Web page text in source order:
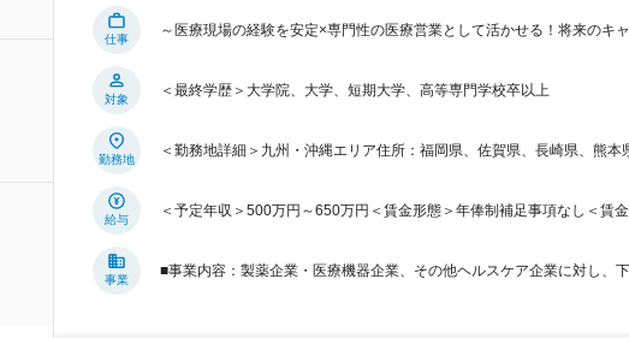
仕事
～医療現場の経験を安定×専門性の医療営業として活かせる！将来の
対象
＜最終学歴＞大学院、大学、短期大学、高等専門学校卒以上
勤務地
＜勤務地詳細＞九州・沖縄エリア住所：福岡県、佐賀県、長崎県、熊
給与
＜予定年収＞500万円～650万円＜賃金形態＞年俸制補足事項なし＜賃
事業
■事業内容：製薬企業・医療機器企業、その他ヘルスケア企業に対し、